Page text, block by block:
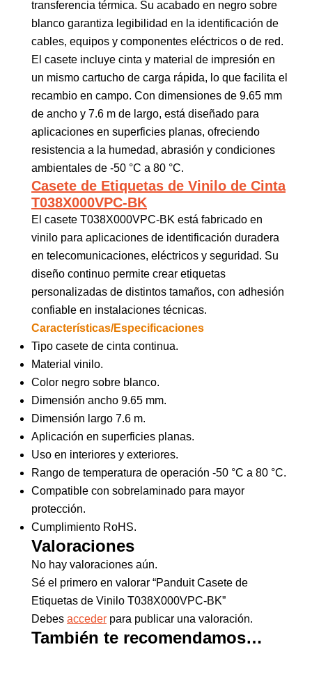
transferencia térmica. Su acabado en negro sobre
blanco garantiza legibilidad en la identificación de
cables, equipos y componentes eléctricos o de red.
El casete incluye cinta y material de impresión en
un mismo cartucho de carga rápida, lo que facilita el
recambio en campo. Con dimensiones de 9.65 mm
de ancho y 7.6 m de largo, está diseñado para
aplicaciones en superficies planas, ofreciendo
resistencia a la humedad, abrasión y condiciones
ambientales de -50 °C a 80 °C.
Casete de Etiquetas de Vinilo de Cinta
T038X000VPC-BK
El casete T038X000VPC-BK está fabricado en
vinilo para aplicaciones de identificación duradera
en telecomunicaciones, eléctricos y seguridad. Su
diseño continuo permite crear etiquetas
personalizadas de distintos tamaños, con adhesión
confiable en instalaciones técnicas.
Características/Especificaciones
Tipo casete de cinta continua.
Material vinilo.
Color negro sobre blanco.
Dimensión ancho 9.65 mm.
Dimensión largo 7.6 m.
Aplicación en superficies planas.
Uso en interiores y exteriores.
Rango de temperatura de operación -50 °C a 80 °C.
Compatible con sobrelaminado para mayor
protección.
Cumplimiento RoHS.
Valoraciones
No hay valoraciones aún.
Sé el primero en valorar “Panduit Casete de
Etiquetas de Vinilo T038X000VPC-BK”
Debes acceder para publicar una valoración.
También te recomendamos…